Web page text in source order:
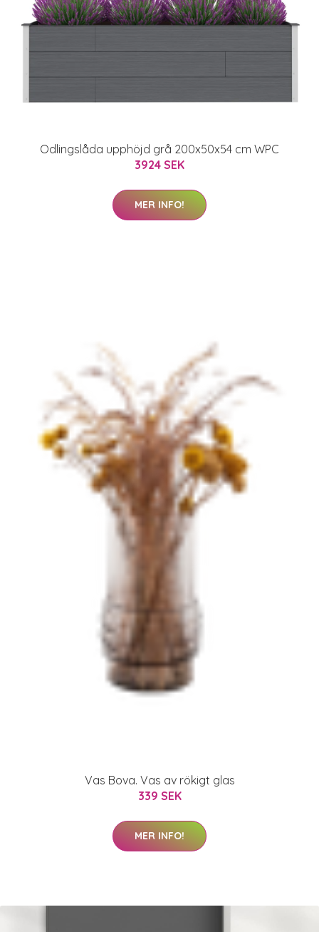
Odlingslåda upphöjd grå 200x50x54 cm WPC
3924 SEK
MER INFO!
Vas Bova. Vas av rökigt glas
339 SEK
MER INFO!